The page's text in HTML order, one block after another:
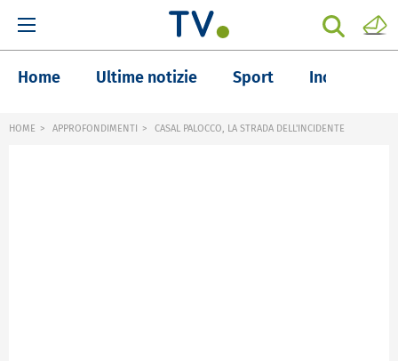
Home Ultime notizie Sport Inchieste
HOME APPROFONDIMENTI CASAL PALOCCO, LA STRADA DELL'INCIDENTE